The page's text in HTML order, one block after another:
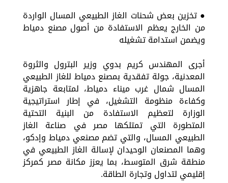
● تخزين بعض شحنات الغاز الطبيعي المسال الواردة
من الخارج يعظم الاستفادة من أصول مصنع دمياط
ويضمن استدامة تشغيله
أجرى المهندس كريم بدوي وزير البترول والثروة
المعدنية، جولة تفقدية بمصنع دمياط للغاز الطبيعي
المسال شمال غرب ميناء دمياط، لمتابعة جاهزية
وكفاءة منظومة التشغيل، في إطار استراتيجية
الوزارة لتعظيم الاستفادة من البنية التحتية
المتطورة التي تمتلكها مصر في صناعة الغاز
الطبيعي المسال، والتي تضم مصنعي دمياط وإدكو،
وهما المصنعان الوحيدان لإسالة الغاز الطبيعي في
منطقة شرق المتوسط، بما يعزز مكانة مصر كمركز
إقليمي لتداول وتجارة الطاقة.